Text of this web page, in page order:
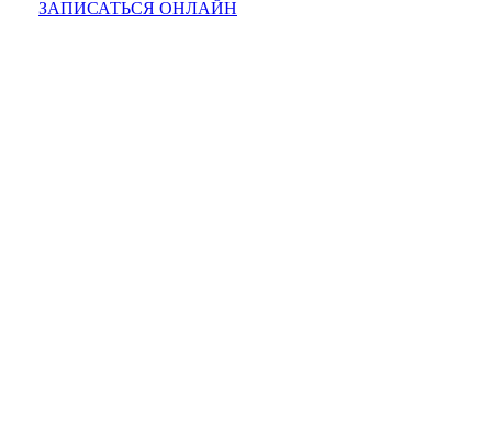
ЗАПИСАТЬСЯ ОНЛАЙН